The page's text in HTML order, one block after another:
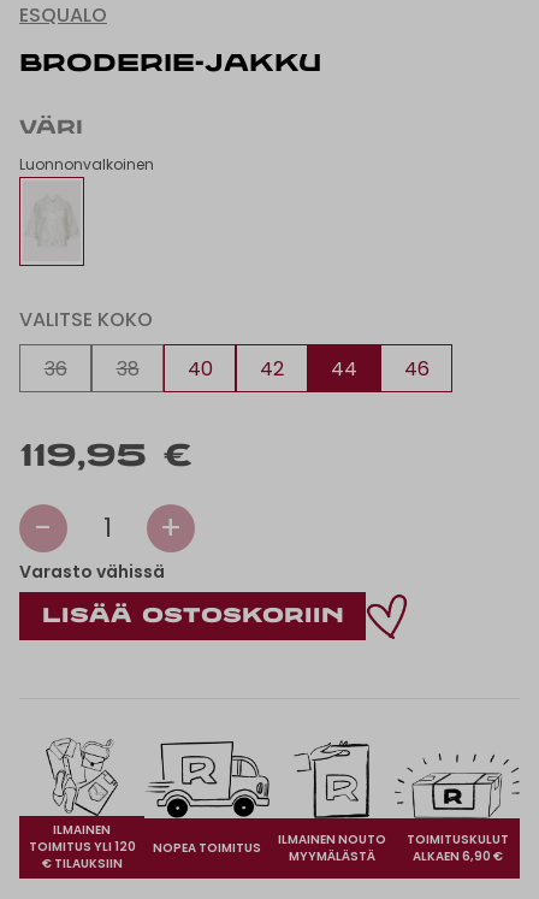
ESQUALO
BRODERIE-JAKKU
VÄRI
Luonnonvalkoinen
VALITSE KOKO
36
38 40 42 44 46
119,95 €
- 1 +
Varasto vähissä
ILMAINEN
TOIMITUS YLI 120
€ TILAUKSIIN
NOPEA TOIMITUS
ILMAINEN NOUTO
MYYMÄLÄSTÄ
TOIMITUSKULUT
ALKAEN 6,90 €